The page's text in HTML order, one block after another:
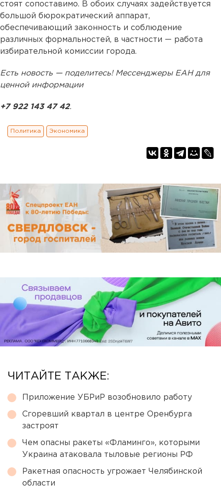
стоят сопоставимо. В обоих случаях задействуется
большой бюрократический аппарат,
обеспечивающий законность и соблюдение
различных формальностей, в частности — работа
избирательной комиссии города.
Есть новость — поделитесь! Мессенджеры ЕАН для
ценной информации
+7 922 143 47 42.
Политика Экономика
ЧИТАЙТЕ ТАКЖЕ:
Приложение УБРиР возобновило работу
Сгоревший квартал в центре Оренбурга
застроят
Чем опасны ракеты «Фламинго», которыми
Украина атаковала тыловые регионы РФ
Ракетная опасность угрожает Челябинской
области